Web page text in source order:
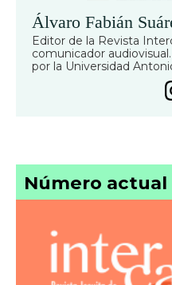
Álvaro Fabián
Editor de la Revista
comunicador
por la Universidad
Número actual